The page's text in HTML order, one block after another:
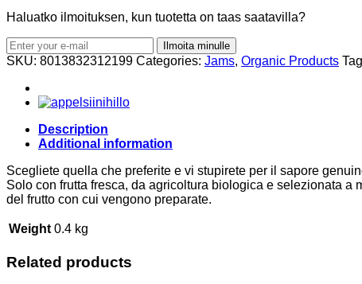
Haluatko ilmoituksen, kun tuotetta on taas saatavilla?
Ilmoita minulle
SKU: 8013832312199 Categories: Jams, Organic Products
Description
Additional information
Scegliete quella che preferite e vi stupirete per il sapore
Solo con frutta fresca, da agricoltura biologica e selezionata
del frutto con cui vengono preparate.
Weight 0.4 kg
Related products